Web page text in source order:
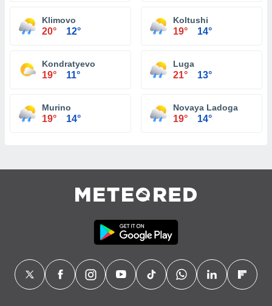
Klimovo
20° 12°
Koltushi
19° 14°
Kondratyevo
19° 11°
Luga
21° 13°
Murino
19° 14°
Novaya Ladoga
19° 14°